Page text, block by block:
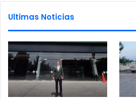
Ultimas Noticias